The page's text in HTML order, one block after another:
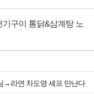
구이 통닭&삼계탕 노
→라연 차도영 셰프 만난다